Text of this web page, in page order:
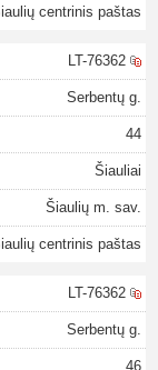
centrinis paštas
LT-76362
Serbentų g.
44
Šiauliai
Šiaulių m. sav.
centrinis paštas
LT-76362
Serbentų g.
46